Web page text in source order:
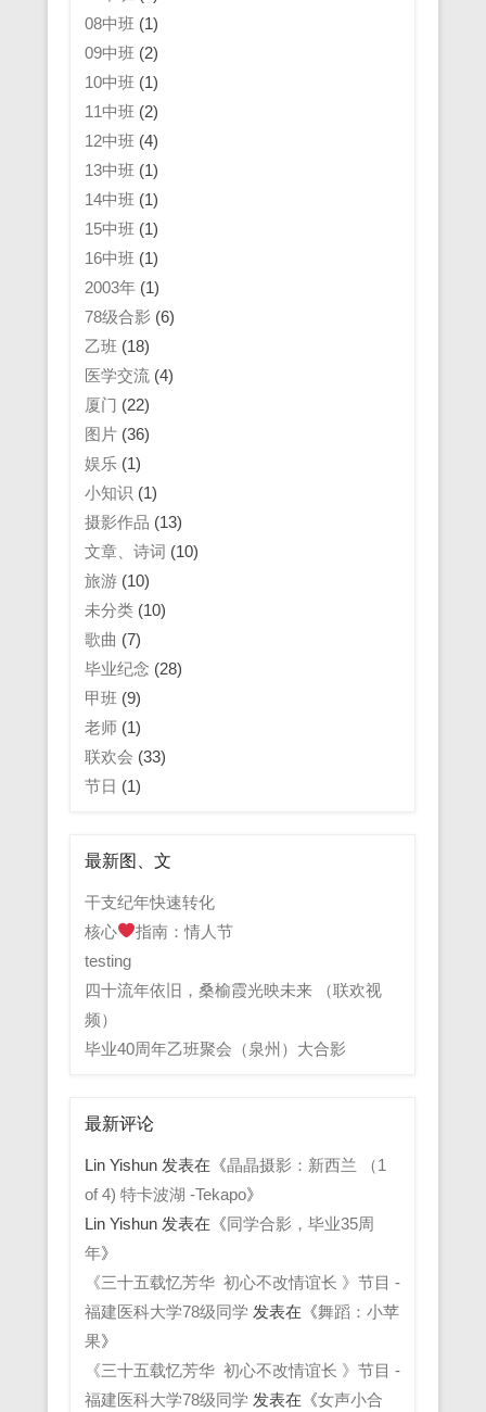
08中班 (1)
09中班 (2)
10中班 (1)
11中班 (2)
12中班 (4)
13中班 (1)
14中班 (1)
15中班 (1)
16中班 (1)
2003年(1)
78级合影 (6)
乙班 (18)
医学交流(4)
厦门 (22)
图片(36)
娱乐(1)
小知识 (1)
摄影作品 (13)
文章、诗词 (10)
旅游(10)
未分类(10)
歌曲 (7)
毕业纪念 (28)
甲班 (9)
老师(1)
联欢会 (33)
节日 (1)
最新图、文
干支纪年快速转化
核心
指南：情人节
testing
四十流年依旧，桑榆霞光映未来 （联欢视
频）
毕业40周年乙班聚会（泉州）大合影
最新评论
Lin Yishun发表在《晶晶摄影：新西兰 （1
of 4) 特卡波湖 -Tekapo》
Lin Yishun发表在《同学合影，毕业35周
年》
《三十五载忆芳华 初心不改情谊长 》节目 -
福建医科大学78级同学 发表在《舞蹈：小苹
果》
《三十五载忆芳华 初心不改情谊长 》节目 -
福建医科大学78级同学 发表在《女声小合